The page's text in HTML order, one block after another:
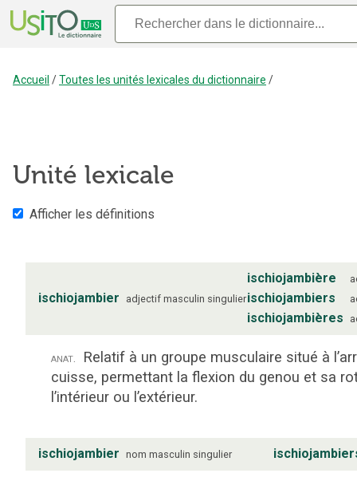
Accueil /Toutes les unités lexicales du dictionnaire /
Unité lexicale
Afficher les définitions
ischiojambier adjectif masculin singulier
ischiojambière
ischiojambiers
ischiojambières
anat.
Relatif à un groupe musculaire situé à
cuisse, permettant la flexion du genou et sa
l’intérieur ou l’extérieur.
ischiojambier nom masculin singulier